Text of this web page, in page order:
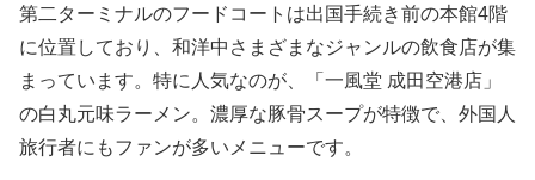
第二ターミナルのフードコートは出国手続き前の本館4階
に位置しており、和洋中さまざまなジャンルの飲食店が集
まっています。特に人気なのが、「一風堂 成田空港店」
の白丸元味ラーメン。濃厚な豚骨スープが特徴で、外国人
旅行者にもファンが多いメニューです。